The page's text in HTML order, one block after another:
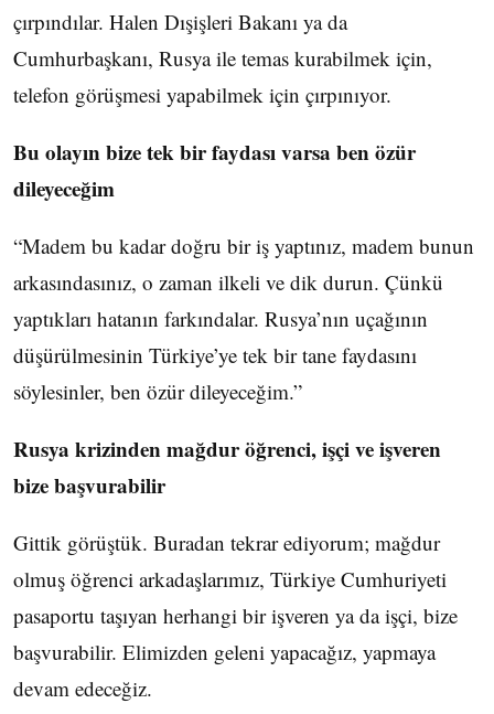
çırpındılar. Halen Dışişleri Bakanı ya da
Cumhurbaşkanı, Rusya ile temas kurabilmek için,
telefon görüşmesi yapabilmek için çırpınıyor.
Bu olayın bize tek bir faydası varsa ben özür
dileyeceğim
“Madem bu kadar doğru bir iş yaptınız, madem bunun
arkasındasınız, o zaman ilkeli ve dik durun. Çünkü
yaptıkları hatanın farkındalar. Rusya’nın uçağının
düşürülmesinin Türkiye’ye tek bir tane faydasını
söylesinler, ben özür dileyeceğim.”
Rusya krizinden mağdur öğrenci, işçi ve işveren
bize başvurabilir
Gittik görüştük. Buradan tekrar ediyorum; mağdur
olmuş öğrenci arkadaşlarımız, Türkiye Cumhuriyeti
pasaportu taşıyan herhangi bir işveren ya da işçi, bize
başvurabilir. Elimizden geleni yapacağız, yapmaya
devam edeceğiz.